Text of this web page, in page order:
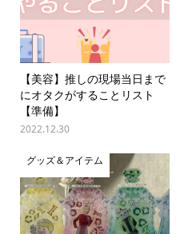
【美容】推しの現場当日まで
にオタクがすることリスト
【準備】
2022.12.30
グッズ＆アイテム